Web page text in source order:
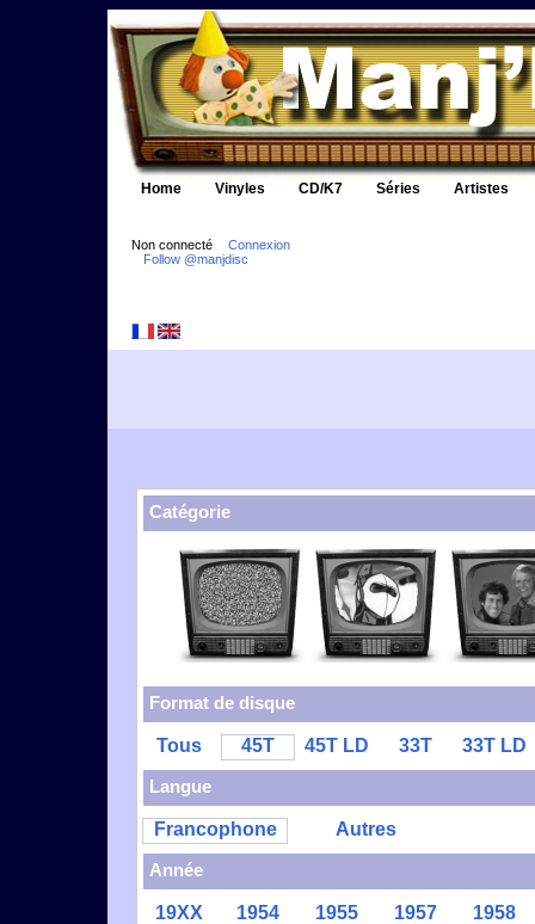
Home Vinyles CD/K7 Séries Artistes
Non connecté
Connexion
Follow @manjdisc
Catégorie
Format de disque
Tous 45T 45T LD 33T
33T LD
Langue
Francophone
Autres
Année
19XX 1954 1955 1957
1958